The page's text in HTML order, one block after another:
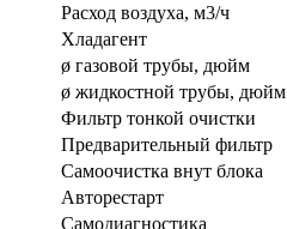
Расход воздуха, м3/ч
Хладагент
ø газовой трубы, дюйм
ø жидкостной трубы, дюйм
Фильтр тонкой очистки
Предварительный фильтр
Самоочистка внут блока
Авторестарт
Самодиагностика